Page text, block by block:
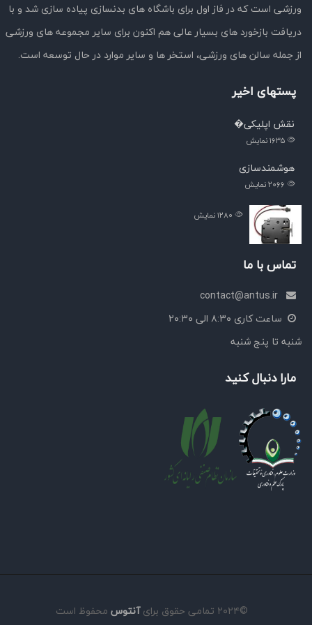
ورزشی است که در فاز اول برای باشگاه های بدنسازی پیاده سازی شد و با
دریافت بازخورد های بسیار عالی هم اکنون برای سایر مجموعه های ورزشی
از جمله سالن های ورزشی، استخر ها و سایر موارد در حال توسعه است.
پستهای اخیر
نقش اپلیکی�
نمایش
هوشمندسازی
نمایش
نمایش
تماس با ما
ساعت کاری ۸:۳۰ الی ۲۰:۳۰
شنبه تا پنج شنبه
مارا دنبال کنید
©۲۰۲۴ تمامی حقوق برای آنتوس محفوظ است